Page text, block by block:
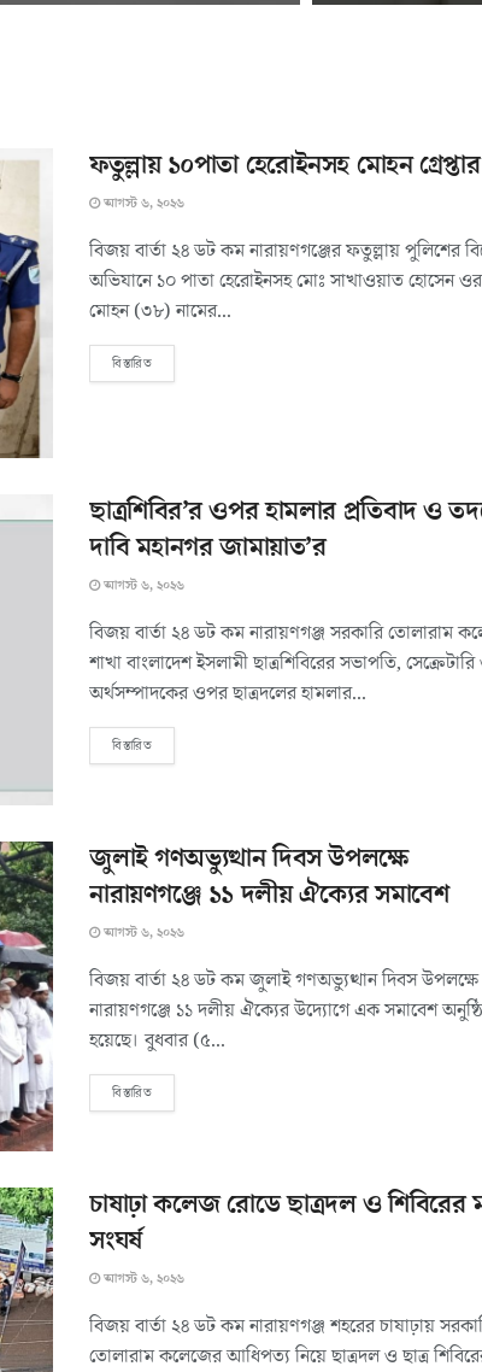
ফতুল্লায় ১০পাতা হেরোইনসহ মোহন গ্রেপ্তার
আগস্ট ৬, ২০২৬
বিজয় বার্তা ২৪ ডট কম নারায়ণগঞ্জের ফতুল্লায় পুলিশের
অভিযানে ১০ পাতা হেরোইনসহ মোঃ সাখাওয়াত হোসেন
মোহন (৩৮) নামের...
বিস্তারিত
ছাত্রশিবির’র ওপর হামলার প্রতিবাদ ও
দাবি মহানগর জামায়াত’র
আগস্ট ৬, ২০২৬
বিজয় বার্তা ২৪ ডট কম ​নারায়ণগঞ্জ সরকারি তোলারাম
শাখা বাংলাদেশ ইসলামী ছাত্রশিবিরের সভাপতি,
অর্থসম্পাদকের ওপর ছাত্রদলের হামলার...
বিস্তারিত
জুলাই গণঅভ্যুত্থান দিবস উপলক্ষে
নারায়ণগঞ্জে ১১ দলীয় ঐক্যের সমাবেশ
আগস্ট ৬, ২০২৬
বিজয় বার্তা ২৪ ডট কম জুলাই গণঅভ্যুত্থান দিবস উপলক্ষে
নারায়ণগঞ্জে ১১ দলীয় ঐক্যের উদ্যোগে এক সমাবেশ
হয়েছে। বুধবার (৫...
বিস্তারিত
চাষাঢ়া কলেজ রোডে ছাত্রদল ও শিবিরের
সংঘর্ষ
আগস্ট ৬, ২০২৬
বিজয় বার্তা ২৪ ডট কম নারায়ণগঞ্জ শহরের চাষাঢ়ায়
তোলারাম কলেজের আধিপত্য নিয়ে ছাত্রদল ও ছাত্র